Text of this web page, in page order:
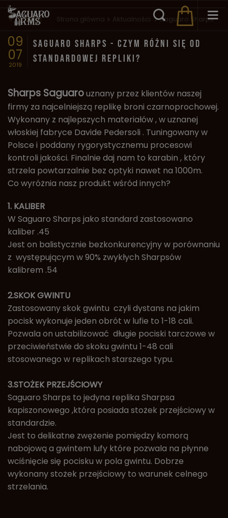
Wstecz Strona główna Aktualności Saguaro Sharps -
09
07
2019
SAGUARO SHARPS - CZYM RÓŻNI SIĘ OD
STANDARDOWEJ REPLIKI?
Sharps Saguarouznany przez klientów naszej
firmy za najcelniejszą replikę broni czarnoprochowej.
Wykonany z najlepszych materiałów , w uznanej
włoskiej fabryce Davide Pedersoli . Tuningowany w
Polsce i poddany rygorystycznemu procesowi
kontroli jakości. Finalnie daj nam to karabin , który
strzela powtarzalnie bez optyki nawet na 1000m.
Co wyróżnia nasz produkt wśród innych?
1. KALIBER
W Saguaro Sharps jako standard zastosowano
kaliber .45
Jest on balistycznie bezkonkurencyjny w porównaniu
z występującym w 90% zwykłych Sharpsów
kalibrem .54
2.SKOK GWINTU
Zastosowany skok gwintu czyli dystans na jakim
pocisk wykonuje jeden obrót w lufie to 1-18 cali.
Pozwala on ustabilizować długie pociski tarczowe w
przeciwieństwie do skoku gwintu 1-48 cali
stosowanego w replikach starszego typu.
3.STOŻEK PRZEJŚCIOWY
Saguaro Sharps to jedyna replika Sharpsa
kapiszonowego ,która posiada stożek przejściowy w
standardzie.
Jest to delikatne zwężenie pomiędzy komorą
nabojową a gwintem lufy które pozwala na płynne
wciśnięcie się pocisku w pola gwintu. Dobrze
wykonany stożek przejściowy to warunek celnego
strzelania.